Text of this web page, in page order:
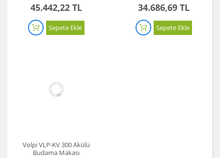
45.442,22 TL
Sepete Ekle
34.686,69 TL
Sepete Ekle
Volpi VLP-KV 300 Akülü
Budama Makası